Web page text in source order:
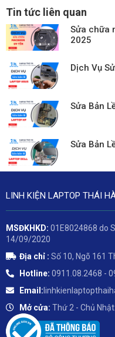
Tin tức liên quan
Sửa chữa
2025
Dịch Vụ
Sửa Bản
Sửa Bản
LINH KIỆN LAPTOP THÁI
MSĐKHKD: 01E8024868 do
14/09/2020
Địa chỉ : Số 10, Ngõ 161
Hotline: 0911.08.2468 -
Email:
Mở cửa: Thứ 2 - Chủ